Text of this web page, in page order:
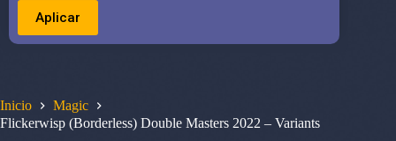
Inicio
Magic
Flickerwisp (Borderless) Double Masters 2022 – Variants
Aplicar